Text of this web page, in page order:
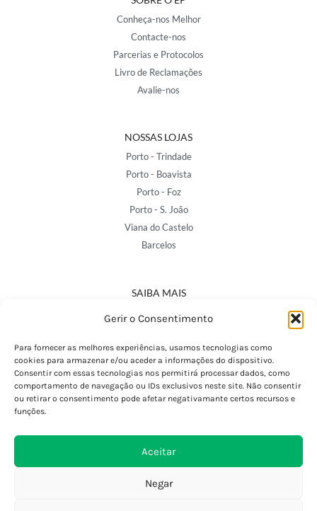
Gerir o Consentimento
Para fornecer as melhores experiências, usamos tecnologias como
cookies para armazenar e/ou aceder a informações do dispositivo.
Consentir com essas tecnologias nos permitirá processar dados, como
comportamento de navegação ou IDs exclusivos neste site. Não consentir
ou retirar o consentimento pode afetar negativamante certos recursos e
funções.
Aceitar
Negar
Conheça-nos Melhor
Contacte-nos
Parcerias e Protocolos
Livro de Reclamações
Avalie-nos
NOSSAS LOJAS
Porto - Trindade
Porto - Boavista
Porto - Foz
Porto - S. João
Viana do Castelo
Barcelos
SAIBA MAIS
Política de Privacidade
Termos e Condições
Perguntas Frequentes
Custos de Envio
Encomendas Internacionais
Devoluções e Trocas